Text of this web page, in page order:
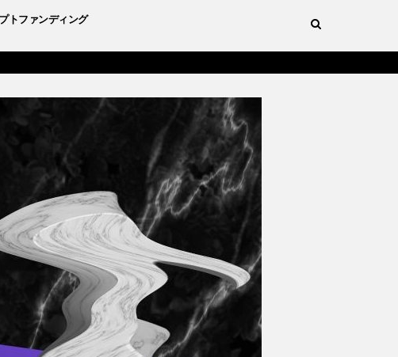
トファンディング